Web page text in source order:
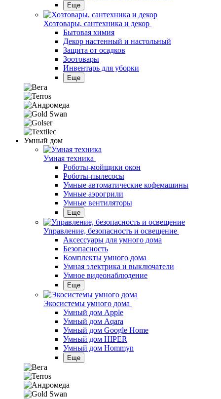
Еще
Хозтовары, сантехника и декор
Бытовая химия
Декор настенный и настольный
Защита от осадков
Зоотовары
Инвентарь для уборки
Еще
Умный дом
Умная техника
Роботы-мойщики окон
Роботы-пылесосы
Умные автоматические кофемашины
Умные аэрогрили
Умные вентиляторы
Еще
Управление, безопасность и освещение
Аксессуары для умного дома
Безопасность
Комплекты умного дома
Умная электрика и выключатели
Умное видеонаблюдение
Еще
Экосистемы умного дома
Умный дом Apple
Умный дом Aqara
Умный дом Google Home
Умный дом HIPER
Умный дом Hommyn
Еще